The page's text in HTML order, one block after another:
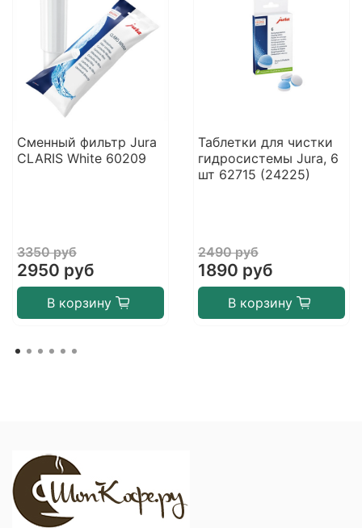
Сменный фильтр Jura
CLARIS White 60209
3350 руб
2950 руб
В корзину
Таблетки для чистки
гидросистемы Jura, 6
шт 62715 (24225)
2490 руб
1890 руб
В корзину